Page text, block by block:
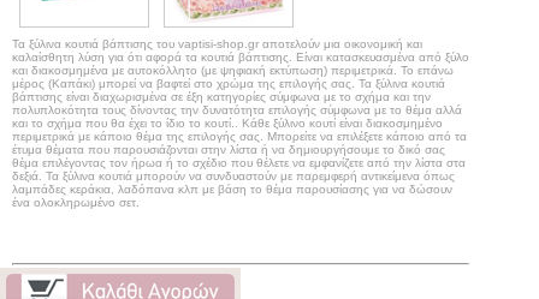
Τα ξύλινα κουτιά βάπτισης του vaptisi-shop.gr αποτελούν μια οικονομική και
καλαίσθητη λύση για ότι αφορά τα κουτιά βάπτισης. Είναι κατασκευασμένα από ξύλο
και διακοσμημένα με αυτοκόλλητο (με ψηφιακή εκτύπωση) περιμετρικά. Το επάνω
μέρος (Καπάκι) μπορεί να βαφτεί στο χρώμα της επιλογής σας. Τα ξύλινα κουτιά
βάπτισης είναι διαχωρισμένα σε έξη κατηγορίες σύμφωνα με το σχήμα και την
πολυπλοκότητα τους δίνοντας την δυνατότητα επιλογής σύμφωνα με το θέμα αλλά
και το σχήμα που θα έχει το ίδιο το κουτί.. Κάθε ξύλινο κουτί είναι διακοσμημένο
περιμετρικά με κάποιο θέμα της επιλογής σας. Μπορείτε να επιλέξετε κάποιο από τα
έτυμα θέματα που παρουσιάζονται στην λίστα ή να δημιουργήσουμε το δικό σας
θέμα επιλέγοντας τον ήρωα ή το σχέδιο που θέλετε να εμφανίζετε από την λίστα στα
δεξιά. Τα ξύλινα κουτιά μπορούν να συνδυαστούν με παρεμφερή αντικείμενα όπως
λαμπάδες κεράκια, λαδόπανα κλπ με βάση το θέμα παρουσίασης για να δώσουν
ένα ολοκληρωμένο σετ.